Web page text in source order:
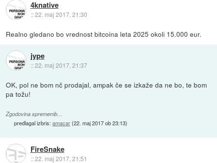
4knative
::22. maj 2017, 21:30
Realno gledano bo vrednost bitcoina leta 2025 okoli 15.000 eur.
jype
::22. maj 2017, 21:37
OK, pol ne bom nč prodajal, ampak če se izkaže da ne bo, te bom
pa tožu!
Zgodovina sprememb…
predlagal izbris:amacar(22. maj 2017 ob 23:13)
FireSnake
::22. maj 2017, 21:51